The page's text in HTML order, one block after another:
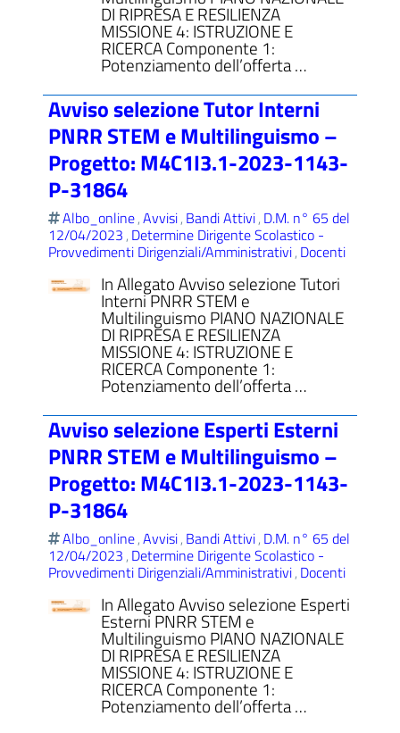
DI RIPRESA E RESILIENZA
MISSIONE 4: ISTRUZIONE E
RICERCA Componente 1:
Potenziamento dell’offerta …
Avviso selezione Tutor Interni
PNRR STEM e Multilinguismo –
Progetto: M4C1I3.1-2023-1143-
P-31864
Albo_online,Avvisi, Bandi Attivi, D.M. n° 65 del
12/04/2023, Determine Dirigente Scolastico -
Provvedimenti Dirigenziali/Amministrativi, Docenti
In Allegato Avviso selezione Tutori
Interni PNRR STEM e
Multilinguismo PIANO NAZIONALE
DI RIPRESA E RESILIENZA
MISSIONE 4: ISTRUZIONE E
RICERCA Componente 1:
Potenziamento dell’offerta …
Avviso selezione Esperti Esterni
PNRR STEM e Multilinguismo –
Progetto: M4C1I3.1-2023-1143-
P-31864
Albo_online,Avvisi, Bandi Attivi, D.M. n° 65 del
12/04/2023, Determine Dirigente Scolastico -
Provvedimenti Dirigenziali/Amministrativi, Docenti
In Allegato Avviso selezione Esperti
Esterni PNRR STEM e
Multilinguismo PIANO NAZIONALE
DI RIPRESA E RESILIENZA
MISSIONE 4: ISTRUZIONE E
RICERCA Componente 1:
Potenziamento dell’offerta …